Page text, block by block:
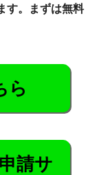
す。まずは無料
ら
請サ